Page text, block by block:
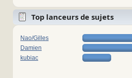
Top lanceurs de sujets
Nao/Gilles
Damien
kubiac